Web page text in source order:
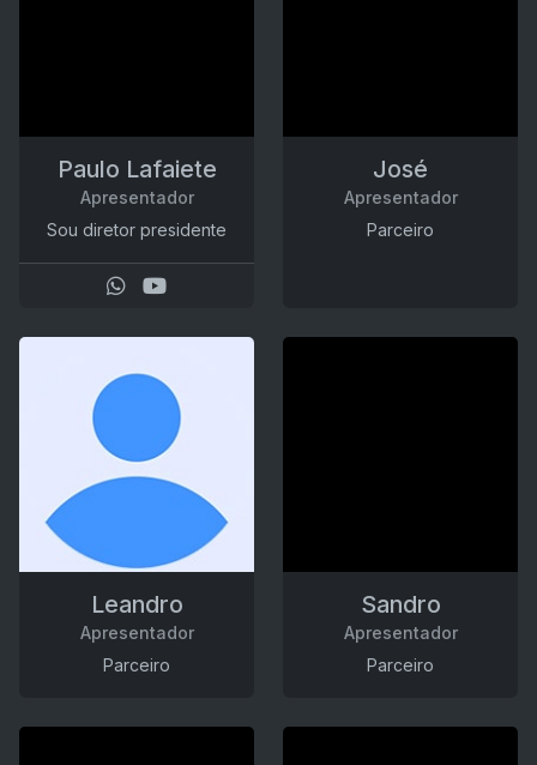
Paulo Lafaiete
Apresentador
Sou diretor presidente
José
Apresentador
Parceiro
Leandro
Apresentador
Parceiro
Sandro
Apresentador
Parceiro